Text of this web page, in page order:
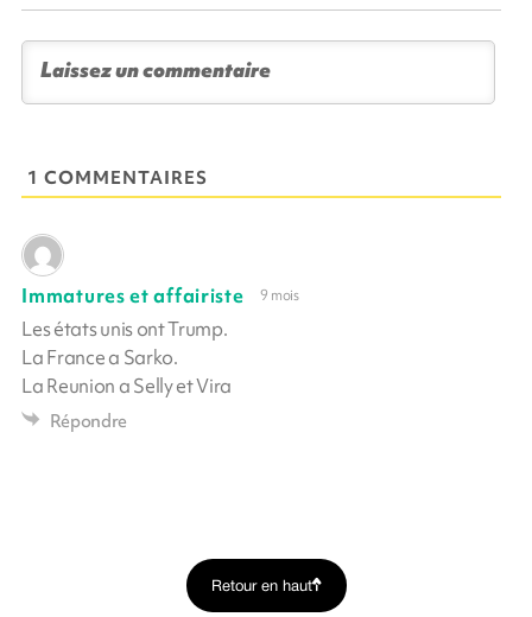
1 COMMENTAIRES
Immatures et affairiste 9 mois
Les états unis ont Trump.
La France a Sarko.
La Reunion a Selly et Vira
Répondre
Retour en haut